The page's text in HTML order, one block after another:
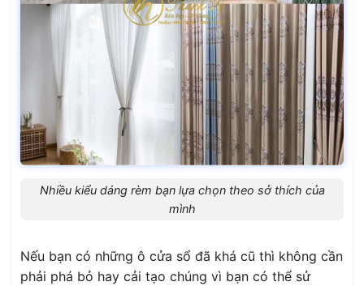
Nhiều kiểu dáng rèm bạn lựa chọn theo sở thích của
mình
Nếu bạn có những ô cửa sổ đã khá cũ thì không cần
phải phá bỏ hay cải tạo chúng vì bạn có thể sử